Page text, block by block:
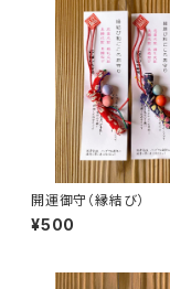
開運御守（縁結び）
¥500